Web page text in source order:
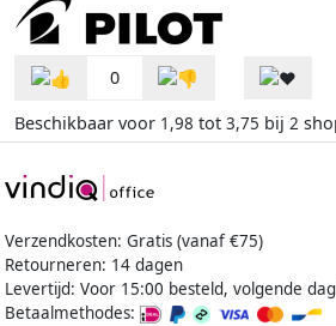
0
Beschikbaar voor 1,98 tot 3,75 bij 2
Verzendkosten: Gratis (vanaf €75)
Retourneren: 14 dagen
Levertijd: Voor 15:00 besteld, volgende
Betaalmethodes: